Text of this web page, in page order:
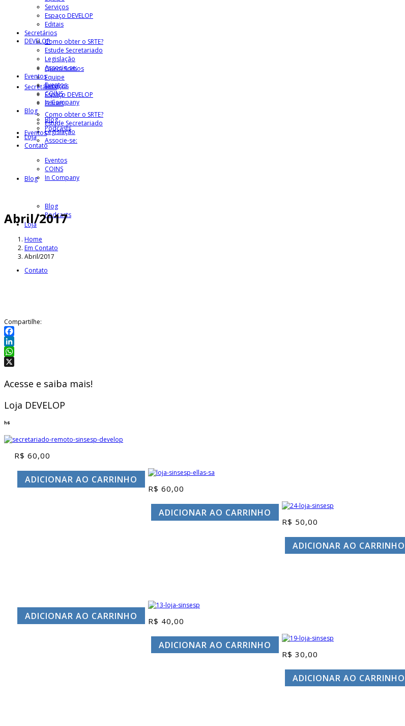
DEVELOP
Quem Somos
Equipe
Serviços
Espaço DEVELOP
Editais
Secretários
Como obter o SRTE?
Estude Secretariado
Legislação
Associe-se:
Eventos
Eventos
COINS
In Company
Blog
Blog
Podcasts
Loja
Contato
Serviços
Espaço DEVELOP
Editais
Secretários
Como obter o SRTE?
Estude Secretariado
Legislação
Associe-se:
Eventos
Eventos
COINS
In Company
Blog
Blog
Podcasts
Loja
Contato
Abril/2017
Home
Em Contato
Abril/2017
Compartilhe:
Facebook
LinkedIn
WhatsApp
Acesse e saiba mais!
Loja DEVELOP
h6
R$ 60,00
ADICIONAR AO CARRINHO
R$ 60,00
ADICIONAR AO CARRINHO
R$ 50,00
ADICIONAR AO CARRINHO
ADICIONAR AO CARRINHO R$ 40,00
ADICIONAR AO CARRINHO
R$ 30,00
ADICIONAR AO CARRINHO